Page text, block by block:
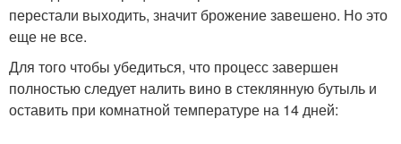
перестали выходить, значит брожение завешено. Но это
еще не все.
Для того чтобы убедиться, что процесс завершен
полностью следует налить вино в стеклянную бутыль и
оставить при комнатной температуре на 14 дней: